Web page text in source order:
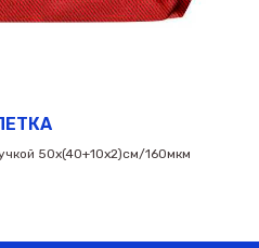
50х(40+10х2)см/160мкм